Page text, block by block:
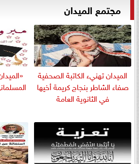
مجتمع الميدان
الميدان تهنيء الكاتبة الصحفية
صفاء الشاطر بنجاج كريمة أخيها
في الثانوية العامة